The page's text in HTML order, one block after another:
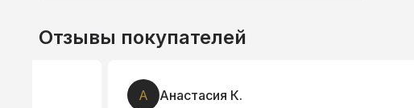
Отзывы покупателей
Анастасия К.